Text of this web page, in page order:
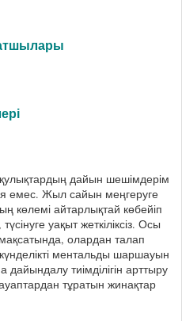
дайын шешімдерім
емес. Жыл сайын меңгеруге
көлемі айтарлықтай көбейіп
уақыт жеткіліксіз. Осы
олардан талап
ментальды шаршауын
тиімділігін арттыру
тұратын жинақтар